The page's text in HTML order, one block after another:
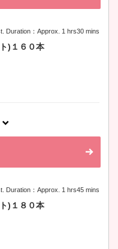
Duration：Approx. 1 hrs30 mins
)１６０本
：0.1、0.15、0.2
Duration：Approx. 1 hrs45 mins
)１８０本